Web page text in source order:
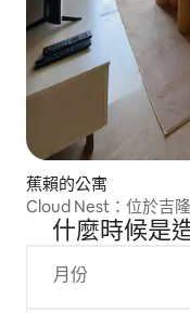
蕉賴的公寓
Cloud Nest：位於吉
什麼時候是
月份